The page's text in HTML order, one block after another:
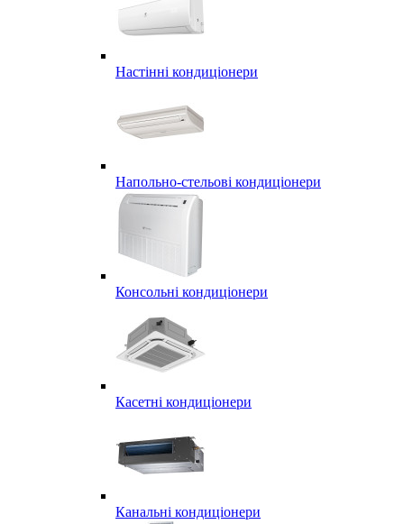
Настінні кондиціонери
Напольно-стельові кондиціонери
Консольні кондиціонери
Касетні кондиціонери
Канальні кондиціонери